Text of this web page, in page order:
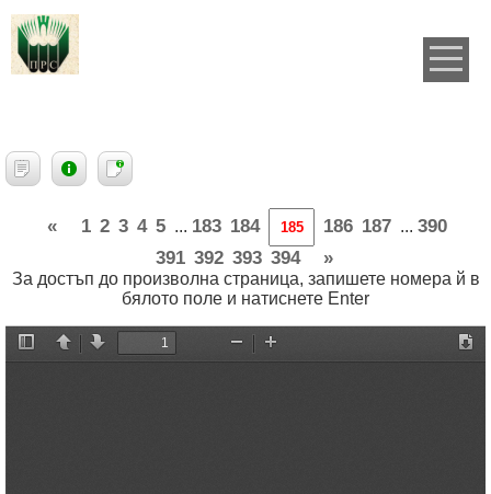
« 1 2 3 4 5 ... 183 184 186 187 ... 390
391 392 393 394 »
За достъп до произволна страница, запишете номера й в
бялото поле и натиснете Enter